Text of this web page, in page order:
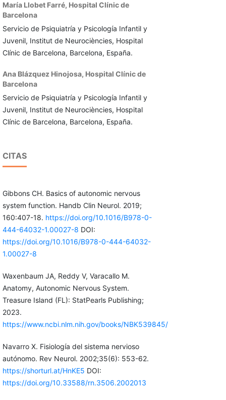
María Llobet Farré, Hospital Clínic de
Barcelona
Servicio de Psiquiatría y Psicología Infantil y
Juvenil, Institut de Neurociències, Hospital
Clínic de Barcelona, Barcelona, España.
Ana Blázquez Hinojosa, Hospital Clínic de
Barcelona
Servicio de Psiquiatría y Psicología Infantil y
Juvenil, Institut de Neurociències, Hospital
Clínic de Barcelona, Barcelona, España.
CITAS
Gibbons CH. Basics of autonomic nervous
system function. Handb Clin Neurol. 2019;
160:407-18. https://doi.org/10.1016/B978-0-
444-64032-1.00027-8 DOI:
https://doi.org/10.1016/B978-0-444-64032-
1.00027-8
Waxenbaum JA, Reddy V, Varacallo M.
Anatomy, Autonomic Nervous System.
Treasure Island (FL): StatPearls Publishing;
2023.
https://www.ncbi.nlm.nih.gov/books/NBK539845/
Navarro X. Fisiología del sistema nervioso
autónomo. Rev Neurol. 2002;35(6): 553-62.
https://shorturl.at/HnKE5 DOI:
https://doi.org/10.33588/rn.3506.2002013